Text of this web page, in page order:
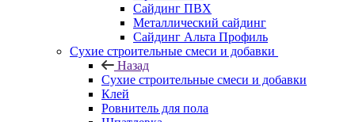
Сайдинг ПВХ
Металлический сайдинг
Сайдинг Альта Профиль
Сухие строительные смеси и добавки
Назад
Сухие строительные смеси и добавки
Клей
Ровнитель для пола